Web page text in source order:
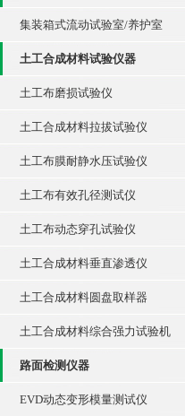
集装箱式流动试验室/养护室
土工合成材料试验仪器
土工布磨损试验仪
土工合成材料拉拔试验仪
土工布膜耐静水压试验仪
土工布有效孔径测试仪
土工布动态穿孔试验仪
土工合成材料垂直渗透仪
土工合成材料圆盘取样器
土工合成材料综合强力试验机
路面检测仪器
EVD动态变形模量测试仪